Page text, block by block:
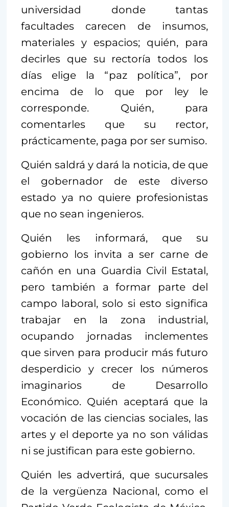
universidad donde tantas
facultades carecen de insumos,
materiales y espacios; quién, para
decirles que su rectoría todos los
días elige la “paz política”, por
encima de lo que por ley le
corresponde. Quién, para
comentarles que su rector,
prácticamente, paga por ser sumiso.
Quién saldrá y dará la noticia, de que
el gobernador de este diverso
estado ya no quiere profesionistas
que no sean ingenieros.
Quién les informará, que su
gobierno los invita a ser carne de
cañón en una Guardia Civil Estatal,
pero también a formar parte del
campo laboral, solo si esto significa
trabajar en la zona industrial,
ocupando jornadas inclementes
que sirven para producir más futuro
desperdicio y crecer los números
imaginarios de Desarrollo
Económico. Quién aceptará que la
vocación de las ciencias sociales, las
artes y el deporte ya no son válidas
ni se justifican para este gobierno.
Quién les advertirá, que sucursales
de la vergüenza Nacional, como el